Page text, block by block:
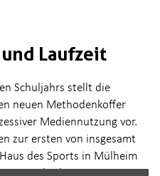
Laufzeit
Schuljahrs stellt die
neuen Methodenkoffer
Mediennutzung vor.
zur ersten von insgesamt
des Sports in Mülheim
12 Methoden